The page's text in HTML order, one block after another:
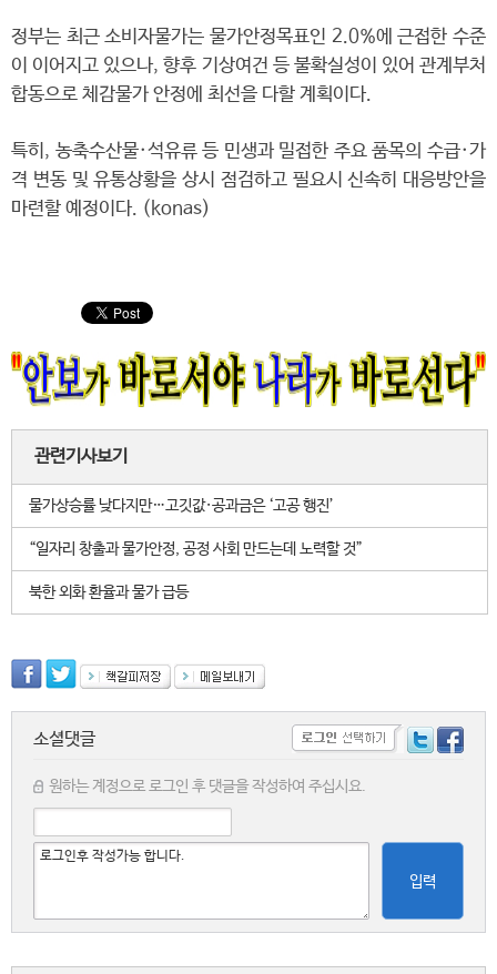
정부는 최근 소비자물가는 물가안정목표인 2.0%에 근접한 수준
이 이어지고 있으나, 향후 기상여건 등 불확실성이 있어 관계부처
합동으로 체감물가 안정에 최선을 다할 계획이다.
특히, 농축수산물·석유류 등 민생과 밀접한 주요 품목의 수급·가
격 변동 및 유통상황을 상시 점검하고 필요시 신속히 대응방안을
마련할 예정이다. (konas)
관련기사보기
물가상승률 낮다지만…고깃값·공과금은 ‘고공 행진’
“일자리 창출과 물가안정, 공정 사회 만드는데 노력할 것”
북한 외화 환율과 물가 급등
소셜댓글
원하는 계정으로 로그인 후 댓글을 작성하여 주십시요.
입력